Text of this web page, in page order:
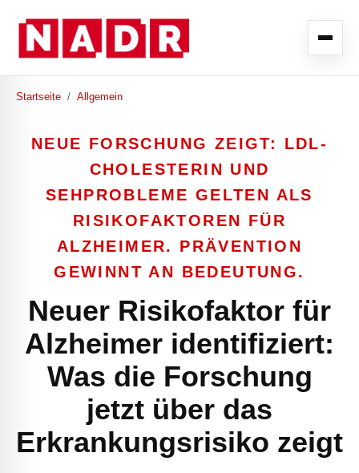
Startseite / Allgemein
NEUE FORSCHUNG ZEIGT: LDL-
CHOLESTERIN UND
SEHPROBLEME GELTEN ALS
RISIKOFAKTOREN FÜR
ALZHEIMER. PRÄVENTION
GEWINNT AN BEDEUTUNG.
Neuer Risikofaktor für
Alzheimer identifiziert:
Was die Forschung
jetzt über das
Erkrankungsrisiko zeigt